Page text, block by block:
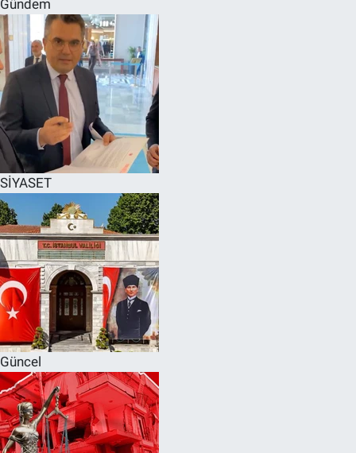
Gündem
SİYASET
Güncel
SPOR
RESMİ İLANLAR